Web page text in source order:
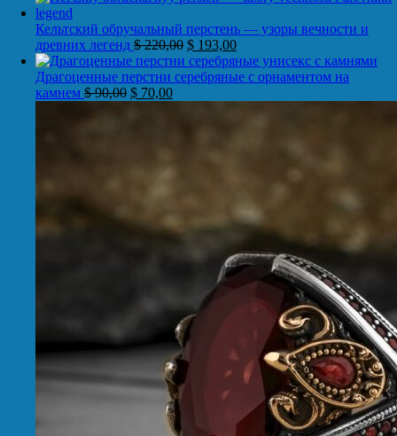
Кельтский обручальный перстень — узоры вечности и
древних легенд $220,00 $ 193,00
Драгоценные перстни серебряные с орнаментом на
камнем $90,00 $ 70,00